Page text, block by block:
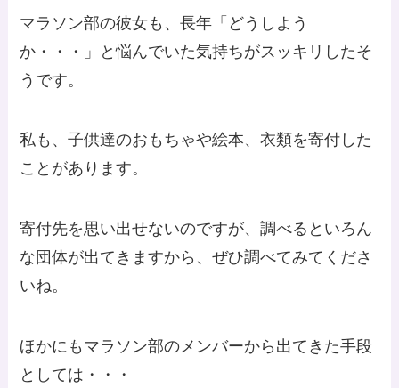
マラソン部の彼女も、長年「どうしよう
か・・・」と悩んでいた気持ちがスッキリしたそ
うです。
私も、子供達のおもちゃや絵本、衣類を寄付した
ことがあります。
寄付先を思い出せないのですが、調べるといろん
な団体が出てきますから、ぜひ調べてみてくださ
いね。
ほかにもマラソン部のメンバーから出てきた手段
としては・・・